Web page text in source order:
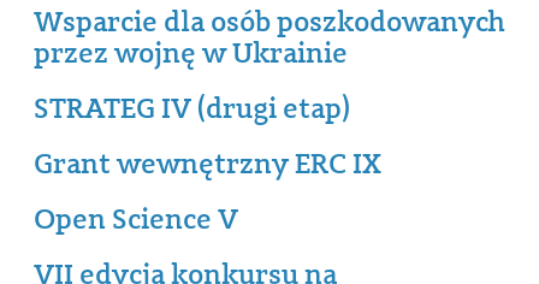
Wsparcie dla osób poszkodowanych
przez wojnę w Ukrainie
STRATEG IV (drugi etap)
Grant wewnętrzny ERC IX
Open Science V
VII edycja konkursu na